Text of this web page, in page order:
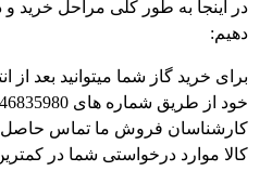
در اینجا به طور کلی مراحل خرید
دهیم:
برای خرید گاز شما میتوانید بعد از
کارشناسان فروش ما تماس حاصل
کالا موارد درخواستی شما در